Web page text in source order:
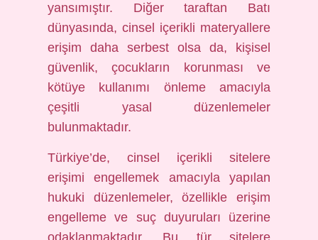
yansımıştır. Diğer taraftan Batı
dünyasında, cinsel içerikli materyallere
erişim daha serbest olsa da, kişisel
güvenlik, çocukların korunması ve
kötüye kullanımı önleme amacıyla
çeşitli yasal düzenlemeler
bulunmaktadır.
Türkiye’de, cinsel içerikli sitelere
erişimi engellemek amacıyla yapılan
hukuki düzenlemeler, özellikle erişim
engelleme ve suç duyuruları üzerine
odaklanmaktadır. Bu tür sitelere